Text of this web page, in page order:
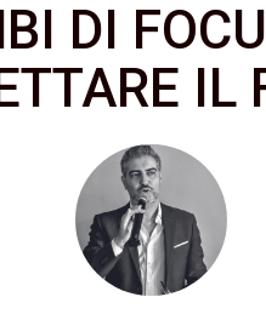
DI
IL